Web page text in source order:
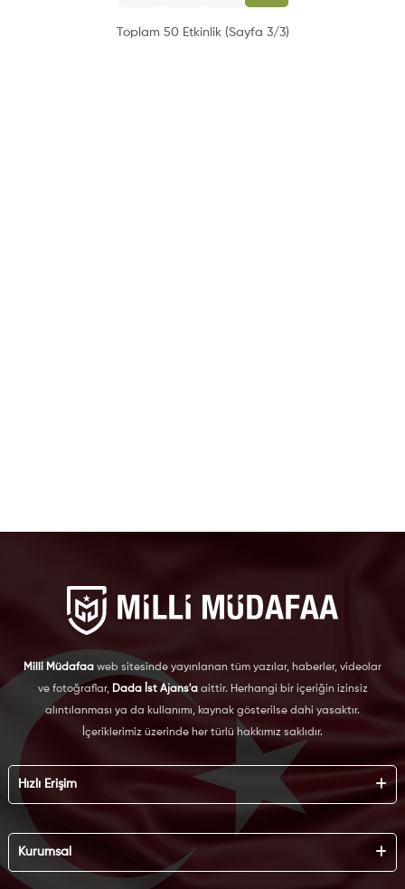
Toplam 50 Etkinlik (Sayfa 3/3)
Milli Müdafaa web sitesinde yayınlanan tüm yazılar, haberler, videolar
ve fotoğraflar, Dada İst Ajans'aaittir. Herhangi bir içeriğin izinsiz
alıntılanması ya da kullanımı, kaynak gösterilse dahi yasaktır.
İçeriklerimiz üzerinde her türlü hakkımız saklıdır.
Hızlı Erişim
Künye
Reklam
Kurumsal